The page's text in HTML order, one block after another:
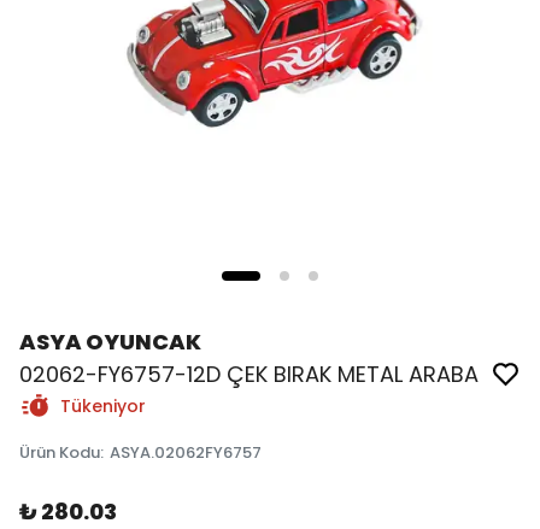
ASYA OYUNCAK
02062-FY6757-12D ÇEK BIRAK METAL ARABA
Tükeniyor
Ürün Kodu: ASYA.02062FY6757
₺ 280.03